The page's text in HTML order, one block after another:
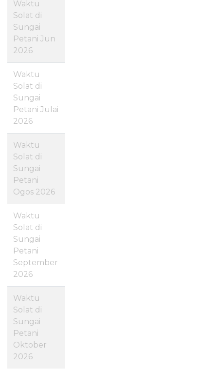
Waktu
Solat di
Sungai
Petani Jun
2026
Waktu
Solat di
Sungai
Petani Julai
2026
Waktu
Solat di
Sungai
Petani
Ogos 2026
Waktu
Solat di
Sungai
Petani
September
2026
Waktu
Solat di
Sungai
Petani
Oktober
2026